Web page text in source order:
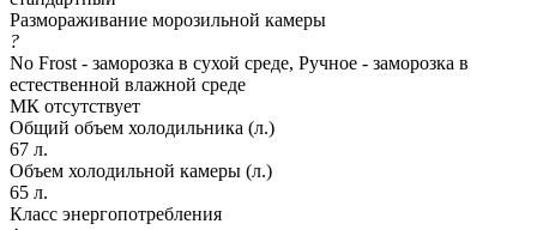
Размораживание морозильной камеры
?
No Frost - заморозка в сухой среде, Ручное - заморозка в
естественной влажной среде
МК отсутствует
Общий объем холодильника (л.)
67 л.
Объем холодильной камеры (л.)
65 л.
Класс энергопотребления